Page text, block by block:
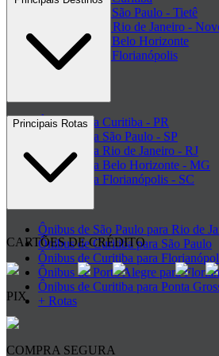
Rodoviária de São Paulo - Tietê
Rodoviária do Rio de Janeiro -
Rodoviária de Belo Horizonte
Rodoviária de Florianópolis
+ Rodoviárias
Ônibus para Curitiba - PR
Ônibus para São Paulo - SP
Ônibus para Rio de Janeiro - RJ
Ônibus para Belo Horizonte - MG
Ônibus para Florianópolis - SC
Principais Rotas
Ônibus de São Paulo para Rio de
Ônibus de Curitiba para São Paulo
Ônibus de Curitiba para
Ônibus de Porto Alegre para
Ônibus de Curitiba para Ponta
+ Rotas
CARTÕES DE CRÉDITO
PIX
COMPRA SEGURA